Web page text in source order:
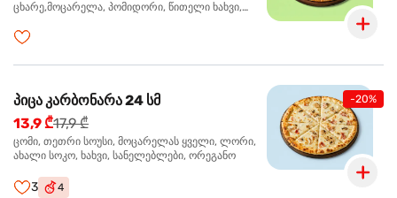
ცხარე,მოცარელა, პომიდორი, წითელი ხახვი,
სეზამის მარცვლის ნაზავი, ქინძი, ორეგანო
-20%
პიცა კარბონარა 24 სმ
13,9 ₾17,9 ₾
ცომი, თეთრი სოუსი, მოცარელას ყველი, ლორი,
ახალი სოკო, ხახვი, სანელებლები, ორეგანო
3 4